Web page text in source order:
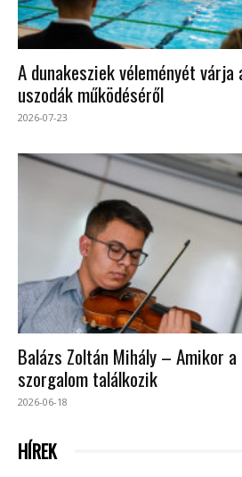
A dunakesziek véleményét várja
uszodák működéséről
2026-07-23
Balázs Zoltán Mihály – Amikor
szorgalom találkozik
2026-06-18
HÍREK